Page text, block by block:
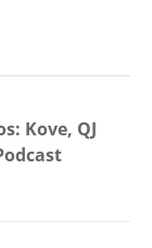
Kove, QJ